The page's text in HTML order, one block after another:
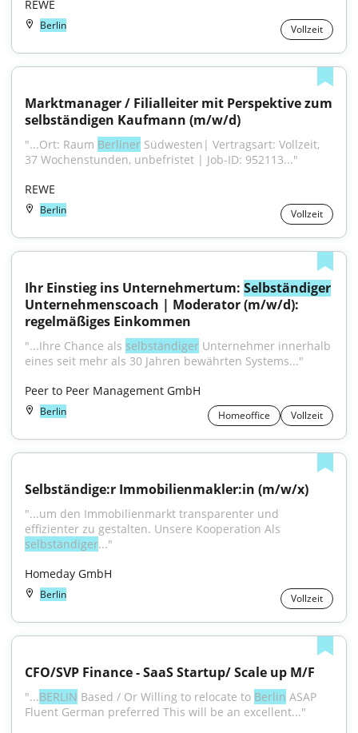
REWE
Berlin Vollzeit
Marktmanager / Filialleiter mit Perspektive zum
selbständigen Kaufmann (m/w/d)
"...Ort: Raum Berliner Südwesten| Vertragsart: Vollzeit,
37 Wochenstunden, unbefristet | Job-ID: 952113..."
REWE
Berlin Vollzeit
Ihr Einstieg ins Unternehmertum: Selbständiger
Unternehmenscoach | Moderator (m/w/d):
regelmäßiges Einkommen
"...Ihre Chance als selbständiger Unternehmer innerhalb
eines seit mehr als 30 Jahren bewährten Systems..."
Peer to Peer Management GmbH
Berlin Homeoffice Vollzeit
Selbständige:r Immobilienmakler:in (m/w/x)
"...um den Immobilienmarkt transparenter und
selbständiger..."
Homeday GmbH
Berlin Vollzeit
CFO/SVP Finance - SaaS Startup/ Scale up M/F
"...BERLIN Based / Or Willing to relocate to Berlin ASAP
Fluent German preferred This will be an excellent..."